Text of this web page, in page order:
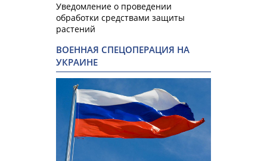
Уведомление о проведении
обработки средствами защиты
растений
ВОЕННАЯ СПЕЦОПЕРАЦИЯ НА
УКРАИНЕ